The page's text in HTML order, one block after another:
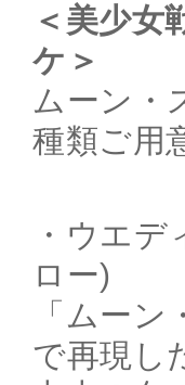
＜美少女
ケ＞
ムーン・
種類ご用
・ウエ
ロー)
「ムー
で再現し